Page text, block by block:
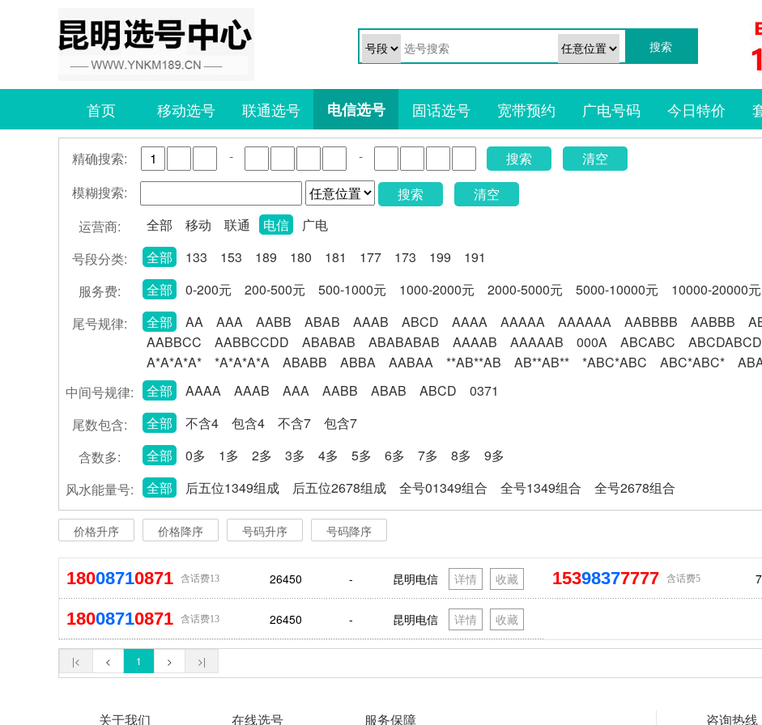
首页 移动选号 联通选号 电信选号 固话选号 宽带预约 广电号码 今日特价
精确搜索: - - 搜索
清空
模糊搜索:
搜索
清空
运营商:
全部 移动 联通 电信
广电
号段分类:
全部 133 153 189 180 181 177 173 199
191
服务费:
全部 0-200元 200-500元 500-1000元 1000-2000元 2000-5000元 5000-10000元 10000-20000元
尾号规律:
全部 AA AAA AABB ABAB AAAB ABCD AAAA AAAAA AAAAAA AABBBB AABBB
AABBCC
AABBCCDD ABABAB ABABABAB AAAAB AAAAAB 000A ABCABC ABCDABCD
A*A*A*A*
*A*A*A*A ABABB ABBA AABAA **AB**AB AB**AB** *ABC*ABC ABC*ABC*
中间号规律:
全部 AAAA AAAB AAA AABB ABAB ABCD
0371
尾数包含:
全部 不含4 包含4 不含7
包含7
含数多:
全部 0多 1多 2多 3多 4多 5多 6多 7多 8多
9多
风水能量号:
全部 后五位1349组成 后五位2678组成 全号01349组合 全号1349组合 全号2678组合
价格升序 价格降序 号码升序 号码降序
18008710871 含话费13 26450 - 昆明电信 详情 收藏 15398377777 含话费5
18008710871 含话费13 26450 - 昆明电信 详情 收藏
|< < 1 > >|
关于我们 在线选号 服务保障 咨询热线